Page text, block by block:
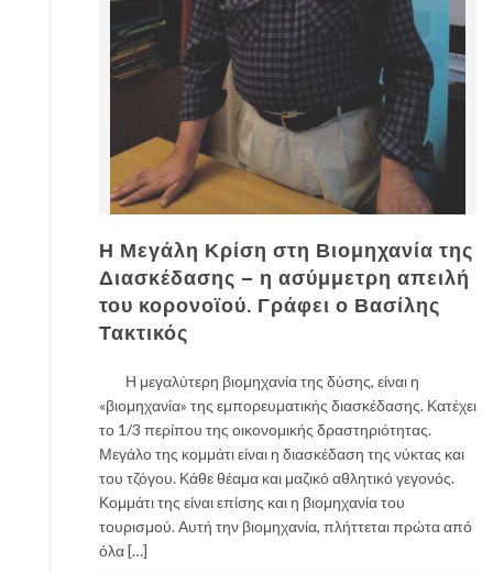
Η Μεγάλη Κρίση στη Βιομηχανία της
Διασκέδασης – η ασύμμετρη απειλή
του κορονοϊού. Γράφει ο Βασίλης
Τακτικός
Η μεγαλύτερη βιομηχανία της δύσης, είναι η
«βιομηχανία» της εμπορευματικής διασκέδασης. Κατέχει
το 1/3 περίπου της οικονομικής δραστηριότητας.
Μεγάλο της κομμάτι είναι η διασκέδαση της νύκτας και
του τζόγου. Κάθε θέαμα και μαζικό αθλητικό γεγονός.
Κομμάτι της είναι επίσης και η βιομηχανία του
τουρισμού. Αυτή την βιομηχανία, πλήττεται πρώτα από
όλα […]